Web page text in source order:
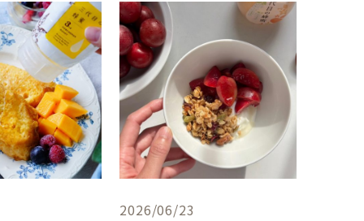
2026/06/23